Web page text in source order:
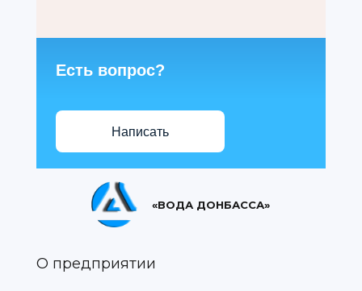
Есть вопрос?
Написать
«ВОДА ДОНБАССА»
О предприятии